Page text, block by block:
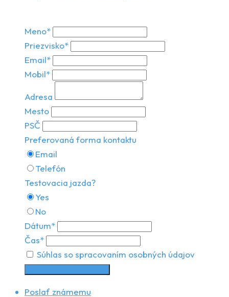
Meno*
Priezvisko*
Email*
Mobil*
Adresa
Mesto
PSČ
Preferovaná forma kontaktu
Email
Telefón
Testovacia jazda?
Yes
No
Dátum*
Čas*
Súhlas so spracovaním osobných údajov
Poslať známemu